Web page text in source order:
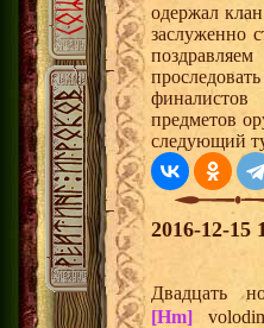
одержал клан
заслуженно
финалистов
предметов
следующий
2016-12-15
Двадцать
[Hm]